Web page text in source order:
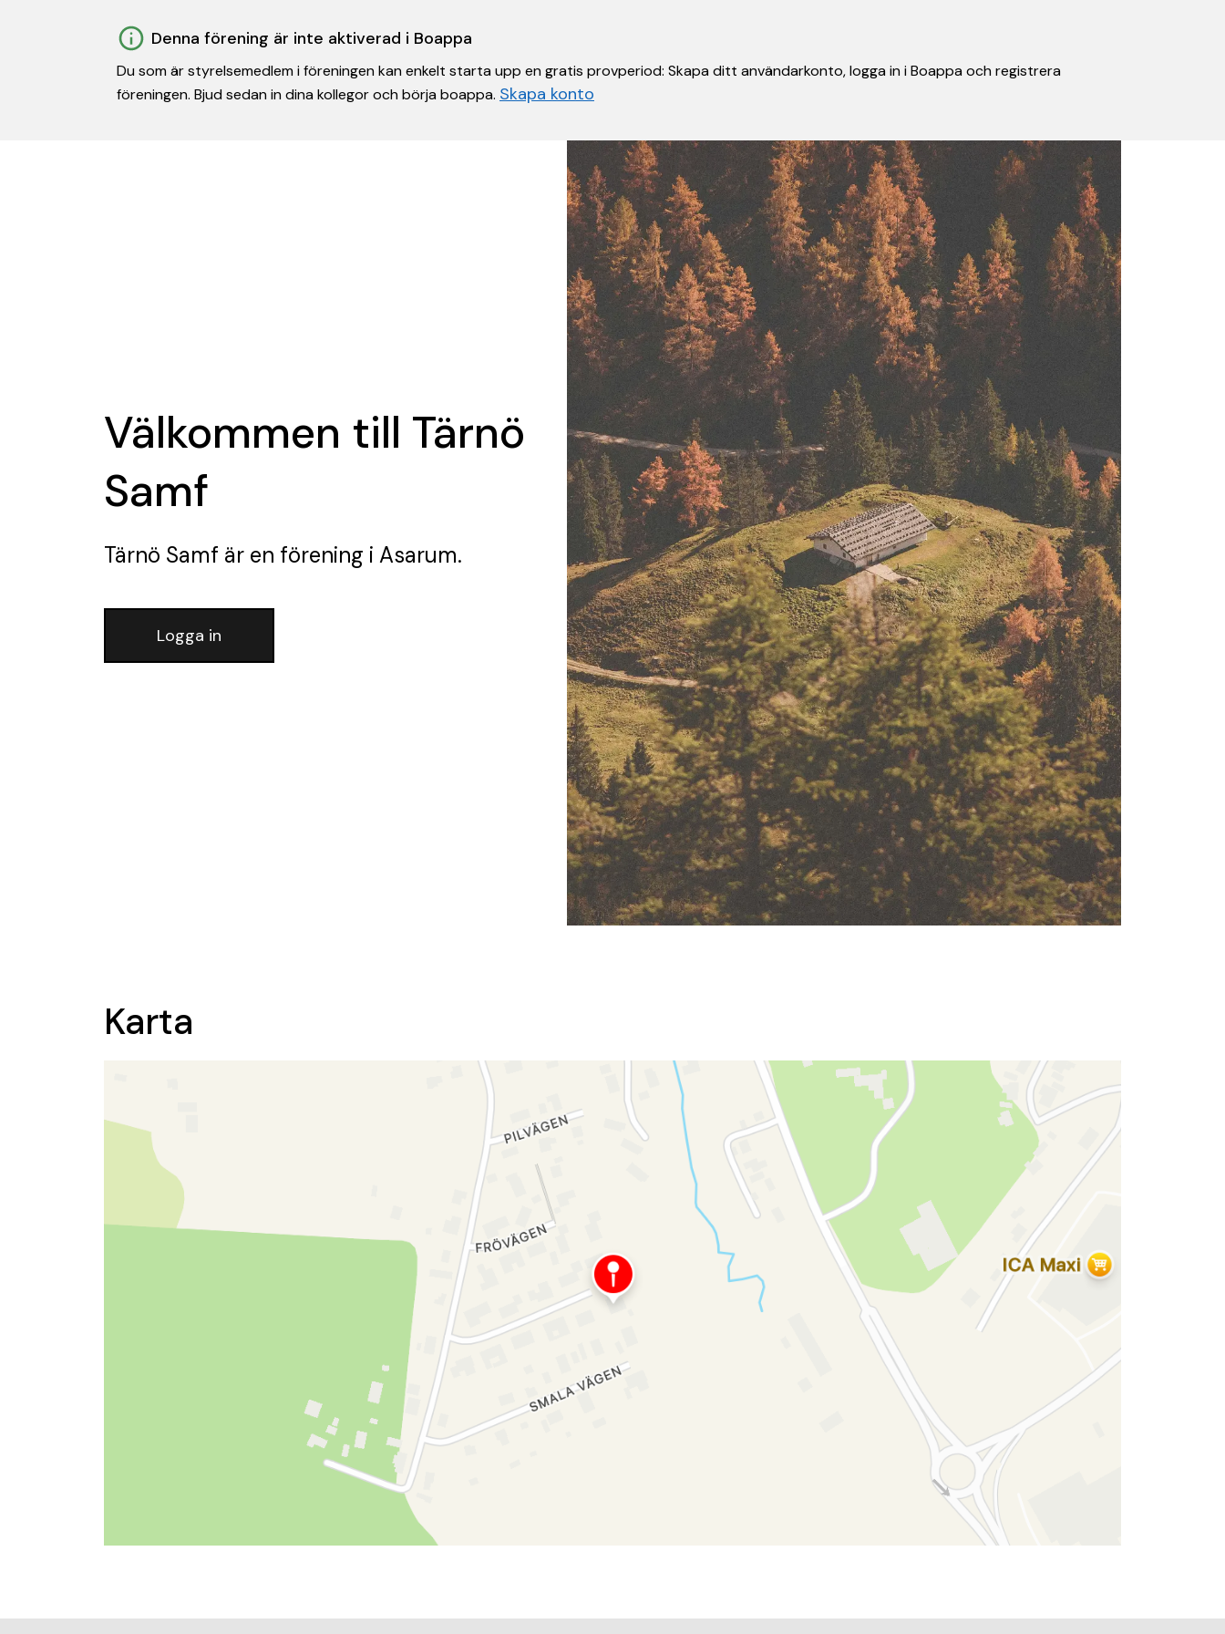
Denna förening är inte aktiverad i Boappa
Du som är styrelsemedlem i föreningen kan enkelt starta upp en gratis provperiod: Skapa ditt användarkonto, logga in i Boappa och registrera
föreningen. Bjud sedan in dina kollegor och börja boappa. Skapa konto
Välkommen till Tärnö
Samf
Tärnö Samf är en förening i Asarum.
Logga in
Karta